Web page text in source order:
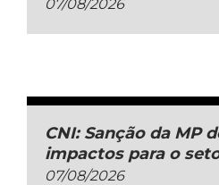
07/08/2026
CNI: Sanção da MP
impactos para o
07/08/2026